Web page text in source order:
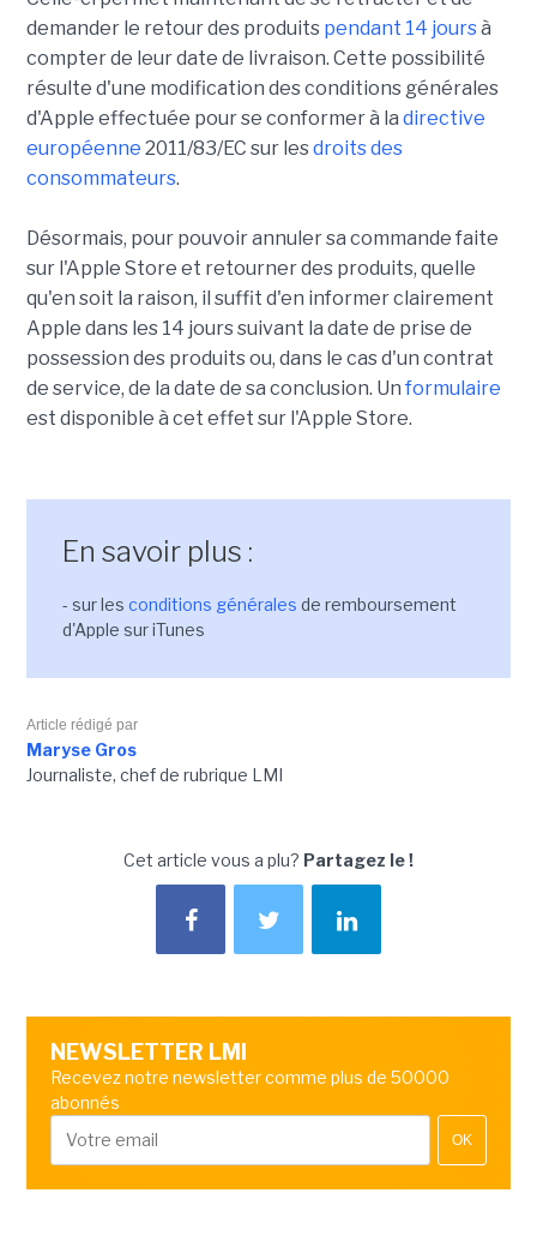
demander le retour des produits pendant 14 joursà
compter de leur date de livraison. Cette possibilité
résulte d'une modification des conditions générales
d'Apple effectuée pour se conformer à la directive
européenne 2011/83/EC sur lesdroits des
consommateurs.
Désormais, pour pouvoir annuler sa commande faite
sur l'Apple Store et retourner des produits, quelle
qu'en soit la raison, il suffit d'en informer clairement
Apple dans les 14 jours suivant la date de prise de
possession des produits ou, dans le cas d'un contrat
de service, de la date de sa conclusion. Un formulaire
est disponible à cet effet sur l'Apple Store.
En savoir plus :
- sur les conditions générales de remboursement
d'Apple sur iTunes
Article rédigé par
Maryse Gros
Journaliste, chef de rubrique LMI
Cet article vous a plu? Partagez le !
NEWSLETTER LMI
Recevez notre newsletter comme plus de 50000
abonnés
OK